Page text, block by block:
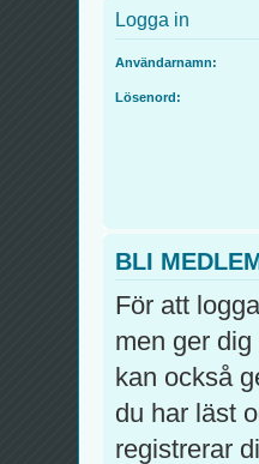
Logga in
Användarnamn:
Lösenord:
BLI
För att
men ger
kan också
du har läst
registrerar